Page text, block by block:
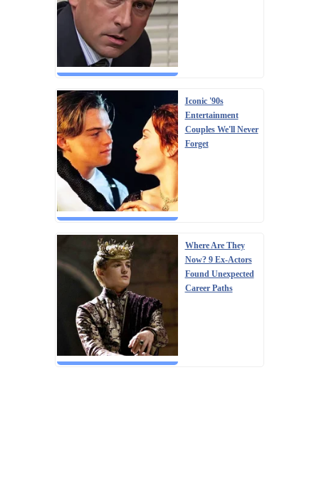
Iconic '90s
Entertainment
Couples We'll Never
Forget
Where Are They
Now? 9 Ex-Actors
Found Unexpected
Career Paths